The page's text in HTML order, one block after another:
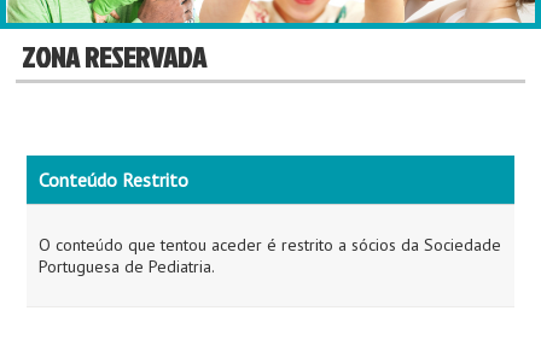
ZONA RESERVADA
Conteúdo Restrito
O conteúdo que tentou aceder é restrito a sócios da Sociedade
Portuguesa de Pediatria.